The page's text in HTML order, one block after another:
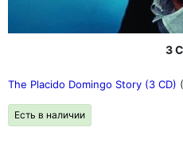
3
The Placido Domingo Story (3 CD)
Есть в наличии